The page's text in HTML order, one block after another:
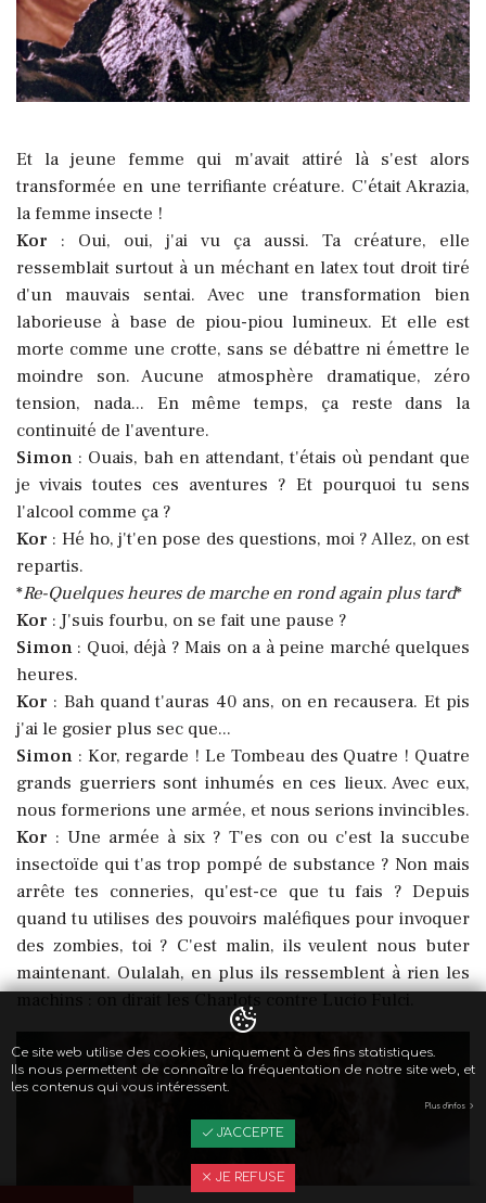
Et la jeune femme qui m'avait attiré là s'est alors
transformée en une terrifiante créature. C'était Akrazia,
la femme insecte !
Kor : Oui, oui, j'ai vu ça aussi. Ta créature, elle
ressemblait surtout à un méchant en latex tout droit tiré
d'un mauvais sentai. Avec une transformation bien
laborieuse à base de piou-piou lumineux. Et elle est
morte comme une crotte, sans se débattre ni émettre le
moindre son. Aucune atmosphère dramatique, zéro
tension, nada... En même temps, ça reste dans la
continuité de l'aventure.
Simon : Ouais, bah en attendant, t'étais où pendant que
je vivais toutes ces aventures ? Et pourquoi tu sens
l'alcool comme ça ?
Kor : Hé ho, j't'en pose des questions, moi ? Allez, on est
repartis.
*Re-Quelques heures de marche en rond again plus tard*
Kor : J'suis fourbu, on se fait une pause ?
Simon : Quoi, déjà ? Mais on a à peine marché quelques
heures.
Kor : Bah quand t'auras 40 ans, on en recausera. Et pis
j'ai le gosier plus sec que...
Simon : Kor, regarde ! Le Tombeau des Quatre ! Quatre
grands guerriers sont inhumés en ces lieux. Avec eux,
nous formerions une armée, et nous serions invincibles.
Kor : Une armée à six ? T'es con ou c'est la succube
insectoïde qui t'as trop pompé de substance ? Non mais
arrête tes conneries, qu'est-ce que tu fais ? Depuis
quand tu utilises des pouvoirs maléfiques pour invoquer
des zombies, toi ? C'est malin, ils veulent nous buter
maintenant. Oulalah, en plus ils ressemblent à rien les
machins : on dirait les Charlots contre Lucio Fulci.
Ce site web utilise des cookies, uniquement à des fins statistiques.
Ils nous permettent de connaître la fréquentation de notre site web, et
les contenus qui vous intéressent.
Plus d'infos
J'ACCEPTE
JE REFUSE